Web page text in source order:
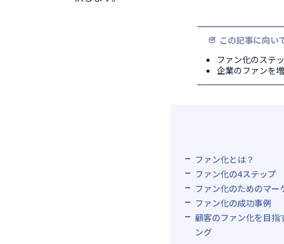
この記事に向い
ファン化のステ
企業のファンを
ファン化とは？
ファン化の4ステップ
ファン化のためのマー
ファン化の成功事例
顧客のファン化を目指
ング